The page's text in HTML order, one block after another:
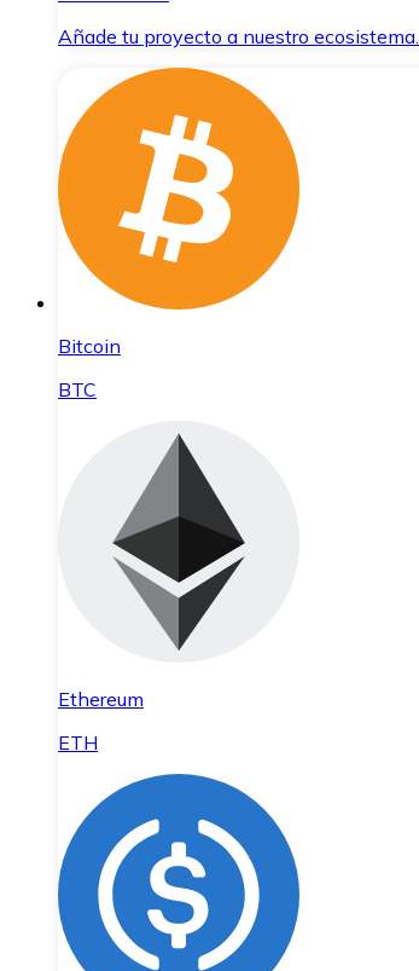
Añade tu proyecto a nuestro ecosistema.
Bitcoin
BTC
Ethereum
ETH